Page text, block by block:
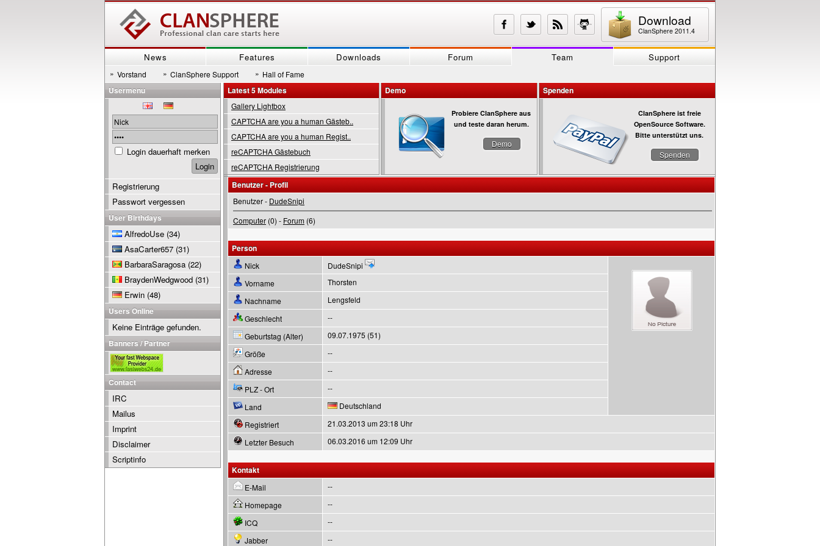
Download
ClanSphere 2011.4
News Features Downloads Forum Team Support
» Vorstand » ClanSphere Support » Hall of Fame
Latest 5 Modules
Gallery Lightbox
CAPTCHA are you a human Gästeb..
CAPTCHA are you a human Regist..
reCAPTCHA Gästebuch
reCAPTCHA Registrierung
Demo
Probiere ClanSphere aus
und teste daran herum.
Demo
Spenden
ClanSphere ist freie
OpenSource Software.
Bitte unterstützt uns.
Spenden
Benutzer - Profil
Benutzer - DudeSnipi
Computer (0) - Forum (6)
Person
Nick
DudeSnipi
Vorname
Thorsten
Nachname
Lengsfeld
Geschlecht
--
Geburtstag (Alter)
09.07.1975 (51)
Größe
--
Adresse
--
PLZ - Ort
--
Land
Deutschland
Registriert
21.03.2013 um 23:18 Uhr
Letzter Besuch
06.03.2016 um 12:09 Uhr
Kontakt
E-Mail
--
Homepage
--
ICQ
--
Jabber
--
Usermenu
Login dauerhaft merken
Registrierung
Passwort vergessen
User Birthdays
AlfredoUse (34)
AsaCarter657 (31)
BarbaraSaragosa (22)
BraydenWedgwood (31)
Erwin (48)
Users Online
Keine Einträge gefunden.
Banners / Partner
Contact
IRC
Mailus
Imprint
Disclaimer
Scriptinfo